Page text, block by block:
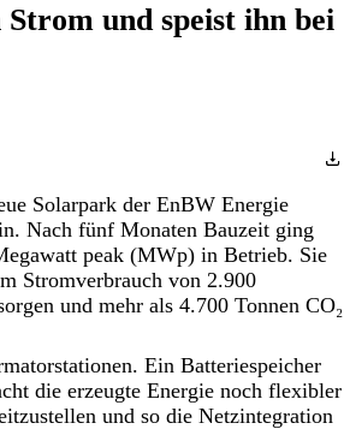
und speist ihn bei
Solarpark der EnBW Energie
Nach fünf Monaten Bauzeit ging
peak (MWp) in Betrieb. Sie
Stromverbrauch von 2.900
und mehr als 4.700 Tonnen CO₂
Ein Batteriespeicher
die erzeugte Energie noch flexibler
und so die Netzintegration